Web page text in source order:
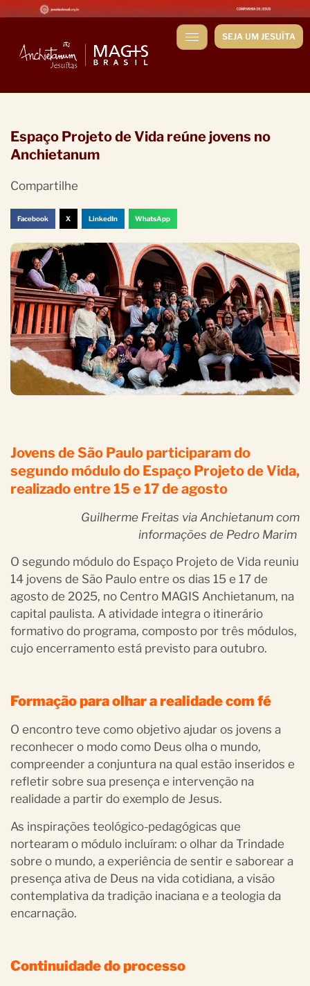
SEJA UM JESUÍTA
Espaço Projeto de Vida reúne jovens no
Anchietanum
Compartilhe
Facebook X LinkedIn WhatsApp
Jovens de São Paulo participaram do
segundo módulo do Espaço Projeto de Vida,
realizado entre 15 e 17 de agosto
Guilherme Freitas via Anchietanum com
informações de Pedro Marim
O segundo módulo do Espaço Projeto de Vida reuniu
14 jovens de São Paulo entre os dias 15 e 17 de
agosto de 2025, no Centro MAGIS Anchietanum, na
capital paulista. A atividade integra o itinerário
formativo do programa, composto por três módulos,
cujo encerramento está previsto para outubro.
Formação para olhar a realidade com fé
O encontro teve como objetivo ajudar os jovens a
reconhecer o modo como Deus olha o mundo,
compreender a conjuntura na qual estão inseridos e
refletir sobre sua presença e intervenção na
realidade a partir do exemplo de Jesus.
As inspirações teológico-pedagógicas que
nortearam o módulo incluíram: o olhar da Trindade
sobre o mundo, a experiência de sentir e saborear a
presença ativa de Deus na vida cotidiana, a visão
contemplativa da tradição inaciana e a teologia da
encarnação.
Continuidade do processo